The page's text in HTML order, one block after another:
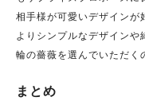
相手様が可愛いデザインが
よりシンプルなデザイン
輪の薔薇を選んでいただく
まとめ